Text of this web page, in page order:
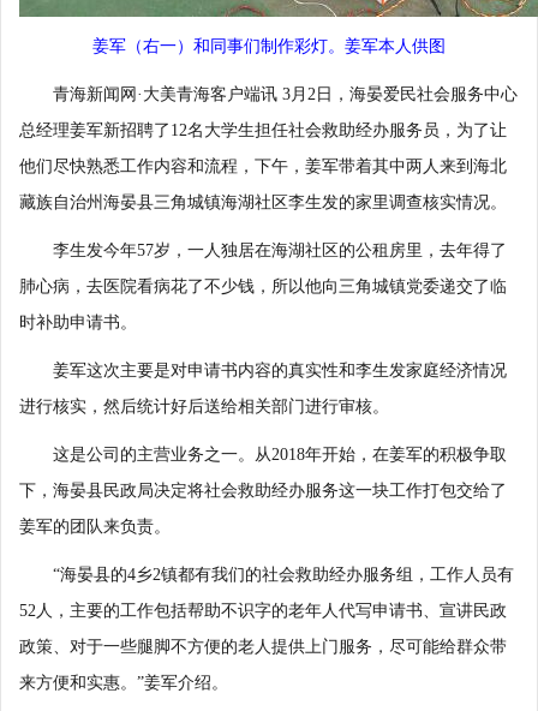
姜军（右一）和同事们制作彩灯。姜军本人供图
青海新闻网·大美青海客户端讯 3月2日，海晏爱民社会服务中心
总经理姜军新招聘了12名大学生担任社会救助经办服务员，为了让
他们尽快熟悉工作内容和流程，下午，姜军带着其中两人来到海北
藏族自治州海晏县三角城镇海湖社区李生发的家里调查核实情况。
李生发今年57岁，一人独居在海湖社区的公租房里，去年得了
肺心病，去医院看病花了不少钱，所以他向三角城镇党委递交了临
时补助申请书。
姜军这次主要是对申请书内容的真实性和李生发家庭经济情况
进行核实，然后统计好后送给相关部门进行审核。
这是公司的主营业务之一。从2018年开始，在姜军的积极争取
下，海晏县民政局决定将社会救助经办服务这一块工作打包交给了
姜军的团队来负责。
“海晏县的4乡2镇都有我们的社会救助经办服务组，工作人员有
52人，主要的工作包括帮助不识字的老年人代写申请书、宣讲民政
政策、对于一些腿脚不方便的老人提供上门服务，尽可能给群众带
来方便和实惠。”姜军介绍。